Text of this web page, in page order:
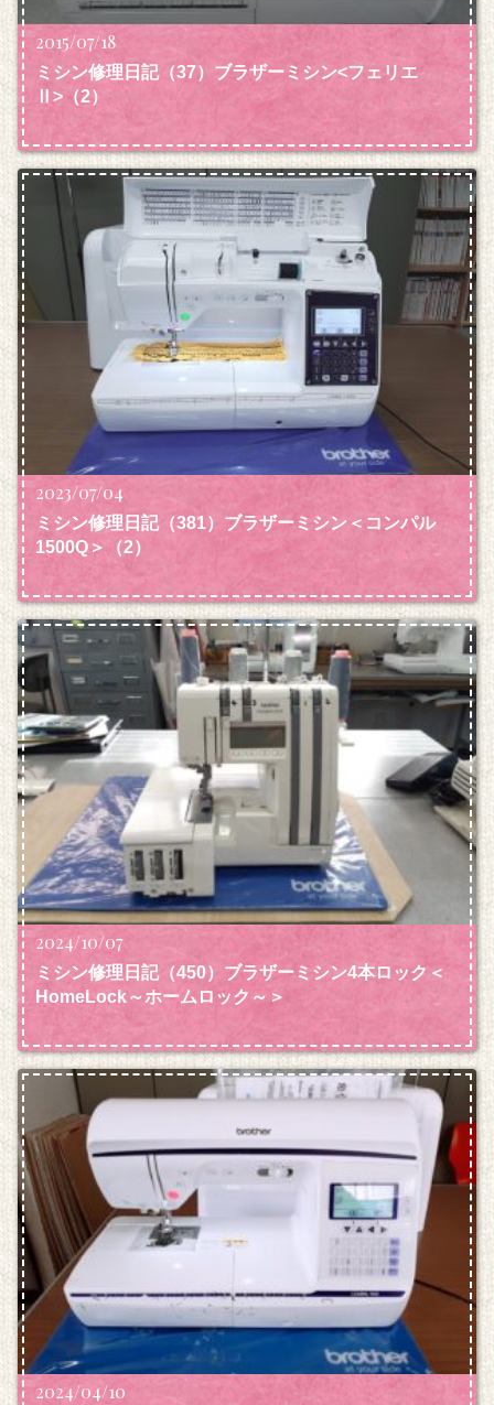
2015/07/18
ミシン修理日記（37）ブラザーミシン<フェリエ
Ⅱ>（2）
2023/07/04
ミシン修理日記（381）ブラザーミシン＜コンパル
1500Q＞（2）
2024/10/07
ミシン修理日記（450）ブラザーミシン4本ロック＜
HomeLock～ホームロック～＞
2024/04/10